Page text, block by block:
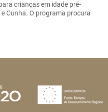
crianças em idade pré-
Cunha. O programa procura